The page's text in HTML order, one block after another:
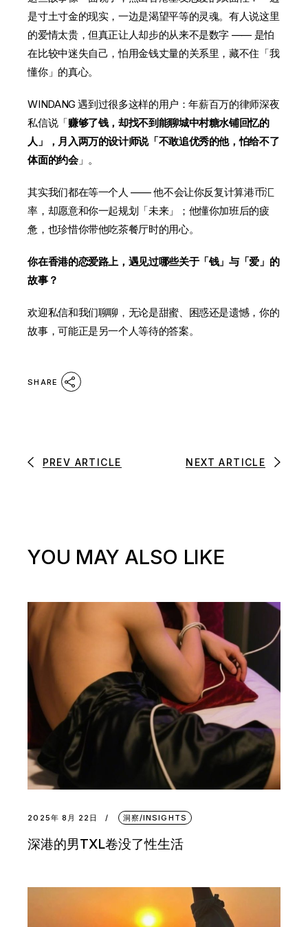
是寸土寸金的现实，一边是渴望平等的灵魂。有人说这里
的爱情太贵，但真正让人却步的从来不是数字 —— 是怕
在比较中迷失自己，怕用金钱丈量的关系里，藏不住「我
懂你」的真心。
WINDANG 遇到过很多这样的用户：年薪百万的律师深夜
私信说「赚够了钱，却找不到能聊城中村糖水铺回忆的
人」，月入两万的设计师说「不敢追优秀的他，怕给不了
体面的约会」。
其实我们都在等一个人 —— 他不会让你反复计算港币汇
率，却愿意和你一起规划「未来」；他懂你加班后的疲
惫，也珍惜你带他吃茶餐厅时的用心。
你在香港的恋爱路上，遇见过哪些关于「钱」与「爱」的
故事？
欢迎私信和我们聊聊，无论是甜蜜、困惑还是遗憾，你的
故事，可能正是另一个人等待的答案。
SHARE
PREV ARTICLE NEXT ARTICLE
YOU MAY ALSO LIKE
2025年 8月 22日 洞察/INSIGHTS
深港的男TXL卷没了性生活